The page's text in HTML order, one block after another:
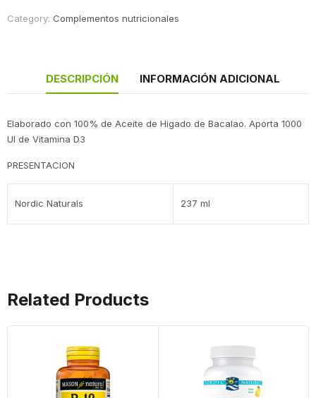
Category: Complementos nutricionales
DESCRIPCIÓN INFORMACIÓN ADICIONAL
Elaborado con 100% de Aceite de Higado de Bacalao. Aporta 1000
UI de Vitamina D3
PRESENTACION
Nordic Naturals 237 ml
Related Products